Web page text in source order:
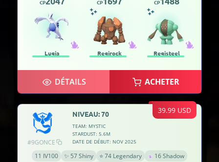
CP
Lugia
CP
Regirock
CP
Registeel
DÉTAILS ACHETER
39.99 USD
#9GONCE
NIVEAU: 70
TEAM: MYSTIC
STARDUST: 5.6M
DATE DE DÉBUT: NOV 2025
11 IV100 ✨ 57 Shiny ⭐ 74 Legendary
16 Shadow